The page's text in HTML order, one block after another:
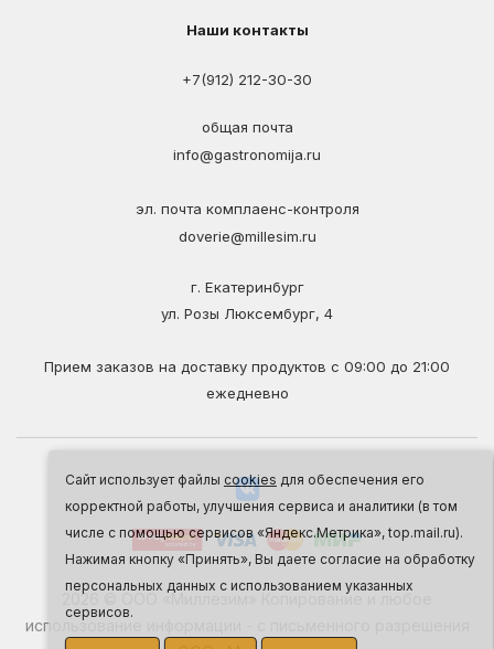
Сайт использует файлы cookies для обеспечения его
корректной работы, улучшения сервиса и аналитики (в том
числе с помощью сервисов «Яндекс.Метрика», top.mail.ru).
Нажимая кнопку «Принять», Вы даете согласие на обработку
персональных данных с использованием указанных
сервисов.
Наши контакты
+7(912) 212-30-30
общая почта
info@gastronomija.ru
эл. почта комплаенс-контроля
doverie@millesim.ru
г. Екатеринбург
ул. Розы Люксембург, 4
Прием заказов на доставку продуктов с 09:00 до 21:00
ежедневно
2026 © ООО «Миллезим» Копирование и любое
использование информации - с письменного разрешения